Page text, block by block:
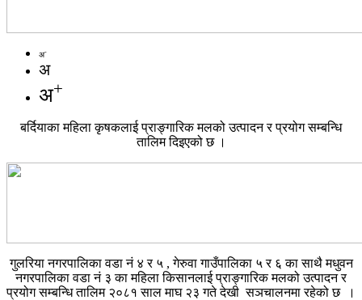
अ-
अ
अ+
बर्दियाका महिला कृषकलाई प्राङ्गारिक मलको उत्पादन र प्रयोग सम्बन्धि
तालिम दिइएको छ ।
गुलरिया नगरपालिका वडा नं ४ र ५ , गेरुवा गाउँपालिका ५ र ६ का साथै मधुवन
नगरपालिका वडा नं ३ का महिला किसानलाई प्राङ्गारिक मलको उत्पादन र
प्रयोग सम्बन्धि तालिम २०८१ साल माघ २३ गते देखी सञचालनमा रहेको छ ।